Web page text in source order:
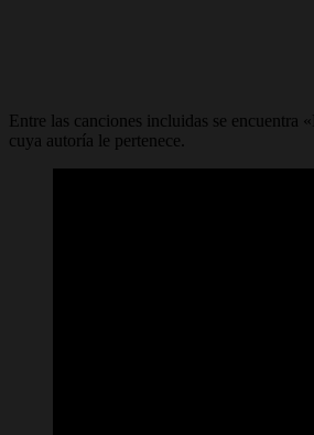
Entre las canciones incluidas se encuentra
cuya autoría le pertenece.